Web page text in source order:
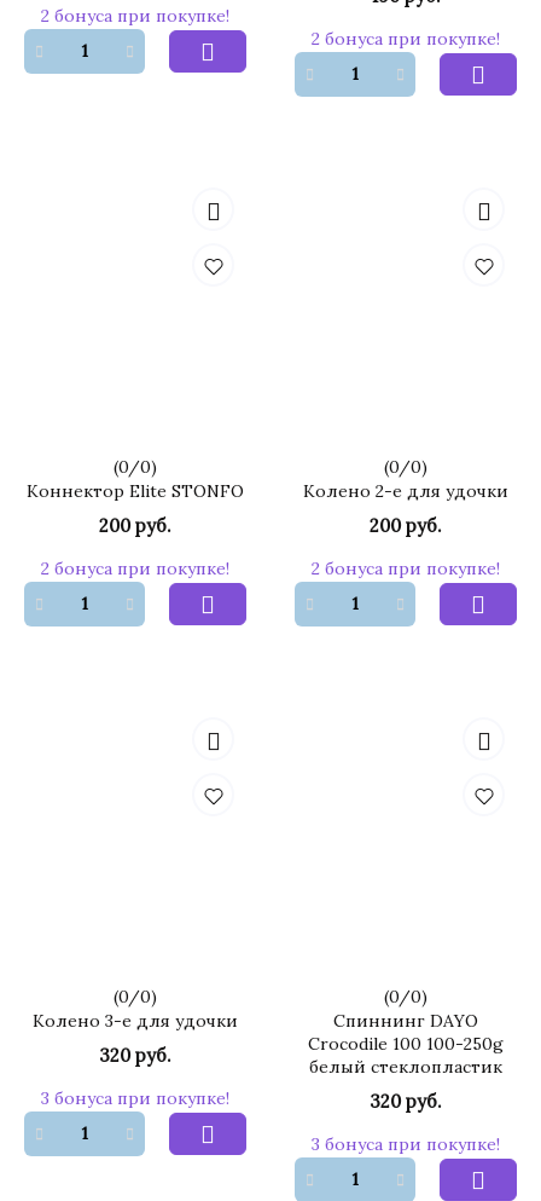
2 бонуса при покупке!
2 бонуса при покупке!
(0/0)
Коннектор Elite STONFO
200 руб.
2 бонуса при покупке!
(0/0)
Колено 2-е для удочки
200 руб.
2 бонуса при покупке!
(0/0)
Колено 3-е для удочки
320 руб.
3 бонуса при покупке!
(0/0)
Спиннинг DAYO
Crocodile 100 100-250g
белый стеклопластик
320 руб.
3 бонуса при покупке!